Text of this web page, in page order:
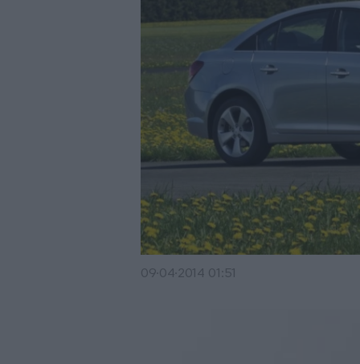
09·04·2014 01:51